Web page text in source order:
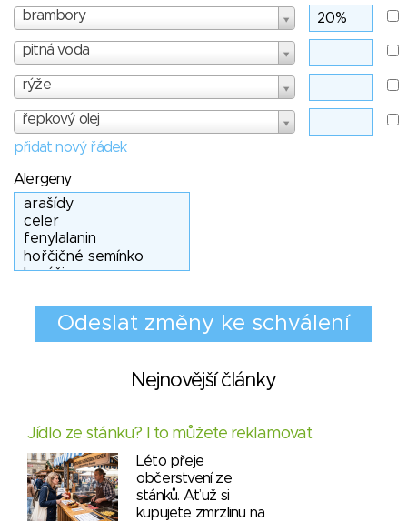
brambory
pitná voda
rýže
řepkový olej
přidat nový řádek
Alergeny
Nejnovější články
Jídlo ze stánku? I to můžete reklamovat
Léto přeje
občerstvení ze
stánků. Ať už si
kupujete zmrzlinu na